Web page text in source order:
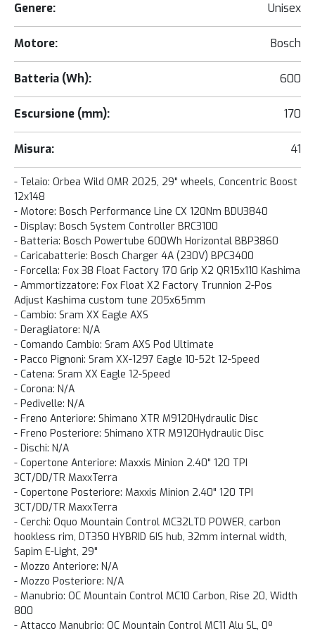
Genere: Unisex
Motore: Bosch
Batteria (Wh): 600
Escursione (mm): 170
Misura: 41
- Telaio: Orbea Wild OMR 2025, 29" wheels, Concentric Boost
12x148
- Motore: Bosch Performance Line CX 120Nm BDU3840
- Display: Bosch System Controller BRC3100
- Batteria: Bosch Powertube 600Wh Horizontal BBP3860
- Caricabatterie: Bosch Charger 4A (230V) BPC3400
- Forcella: Fox 38 Float Factory 170 Grip X2 QR15x110 Kashima
- Ammortizzatore: Fox Float X2 Factory Trunnion 2-Pos
Adjust Kashima custom tune 205x65mm
- Cambio: Sram XX Eagle AXS
- Deragliatore: N/A
- Comando Cambio: Sram AXS Pod Ultimate
- Pacco Pignoni: Sram XX-1297 Eagle 10-52t 12-Speed
- Catena: Sram XX Eagle 12-Speed
- Corona: N/A
- Pedivelle: N/A
- Freno Anteriore: Shimano XTR M9120Hydraulic Disc
- Freno Posteriore: Shimano XTR M9120Hydraulic Disc
- Dischi: N/A
- Copertone Anteriore: Maxxis Minion 2.40" 120 TPI
3CT/DD/TR MaxxTerra
- Copertone Posteriore: Maxxis Minion 2.40" 120 TPI
3CT/DD/TR MaxxTerra
- Cerchi: Oquo Mountain Control MC32LTD POWER, carbon
hookless rim, DT350 HYBRID 6IS hub, 32mm internal width,
Sapim E-Light, 29"
- Mozzo Anteriore: N/A
- Mozzo Posteriore: N/A
- Manubrio: OC Mountain Control MC10 Carbon, Rise 20, Width
800
- Attacco Manubrio: OC Mountain Control MC11 Alu SL, 0º